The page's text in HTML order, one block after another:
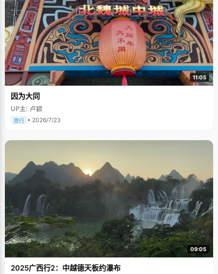
11:05
因为大同
UP主: 卢颖
旅行 • 2026/7/23
09:05
2025广西行2：中越德天板约瀑布